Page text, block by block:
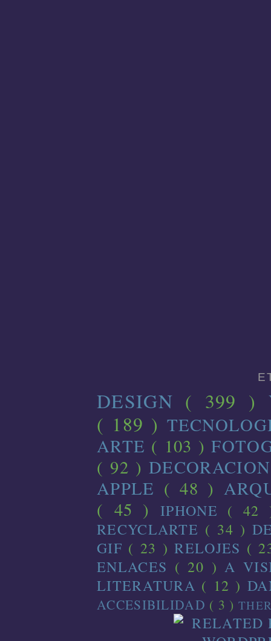
DESIGN ( 399 )
( 189 )
ARTE ( 103 )
( 92 )
APPLE ( 48 )
( 45 )IPHONE (
RECYCLARTE ( 34 )
GIF ( 23 )RELOJES (
ENLACES ( 20 )A
LITERATURA ( 12 )
ACCESIBILIDAD ( 3 )